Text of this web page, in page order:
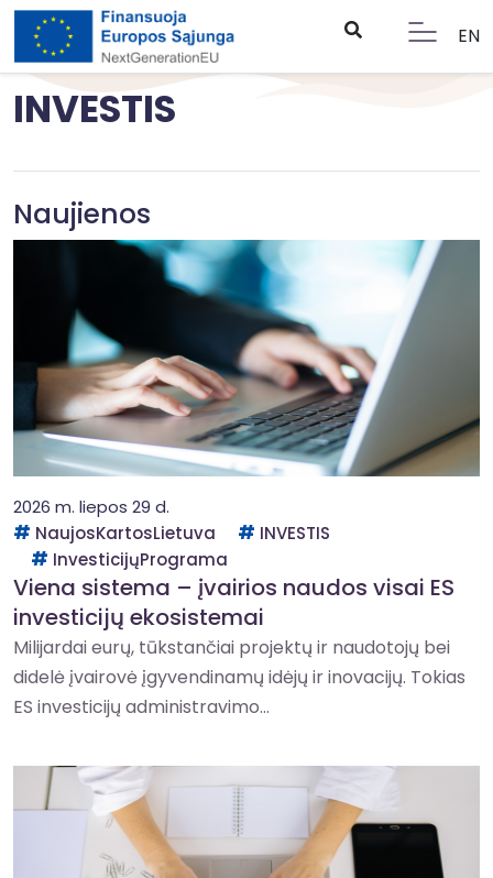
EN
INVESTIS
Naujienos
2026 m. liepos 29 d.
NaujosKartosLietuva
INVESTIS
InvesticijųPrograma
Viena sistema – įvairios naudos visai ES
investicijų ekosistemai
Milijardai eurų, tūkstančiai projektų ir naudotojų bei
didelė įvairovė įgyvendinamų idėjų ir inovacijų. Tokias
ES investicijų administravimo...